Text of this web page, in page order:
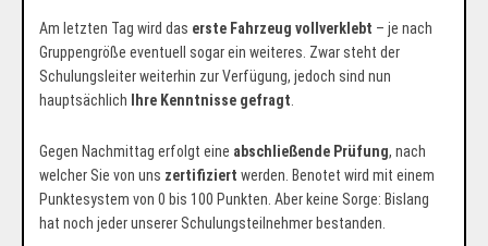
Am letzten Tag wird das erste Fahrzeug vollverklebt – je nach
Gruppengröße eventuell sogar ein weiteres. Zwar steht der
Schulungsleiter weiterhin zur Verfügung, jedoch sind nun
hauptsächlich
Ihre Kenntnisse gefragt.
Gegen Nachmittag erfolgt eine abschließende Prüfung, nach
welcher Sie von uns zertifiziert werden. Benotet wird mit einem
Punktesystem von 0 bis 100 Punkten. Aber keine Sorge: Bislang
hat noch jeder unserer Schulungsteilnehmer bestanden.